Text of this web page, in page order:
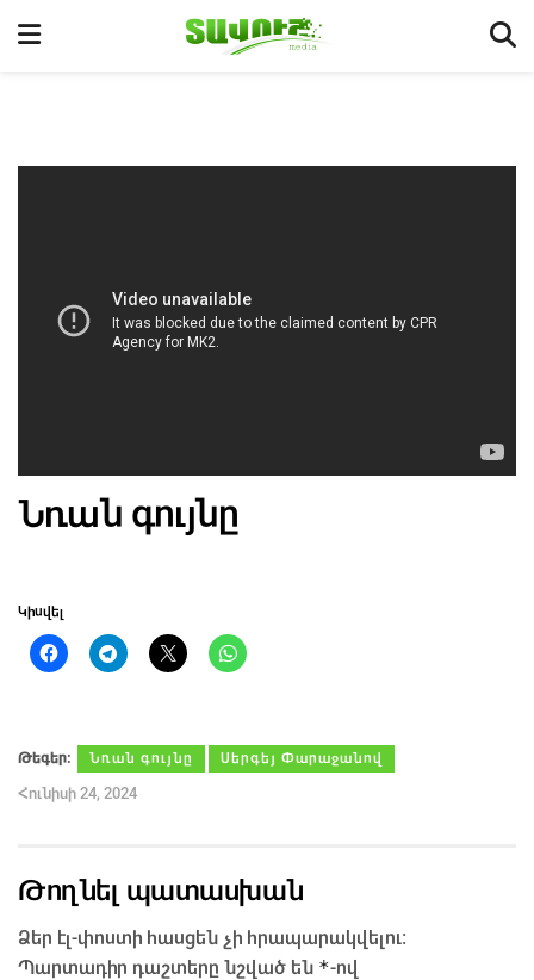
Նռան գույնը
Կիսվել
Թեգեր։ Նռան գույնը Սերգեյ Փարաջանով
Հունիսի 24, 2024
Թողնել պատասխան
Ձեր էլ-փոստի հասցեն չի հրապարակվելու։
Պարտադիր դաշտերը նշված են *-ով